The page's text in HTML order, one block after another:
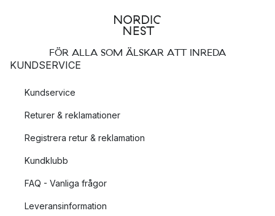
FÖR ALLA SOM ÄLSKAR ATT INREDA
KUNDSERVICE
Kundservice
Returer & reklamationer
Registrera retur & reklamation
Kundklubb
FAQ - Vanliga frågor
Leveransinformation